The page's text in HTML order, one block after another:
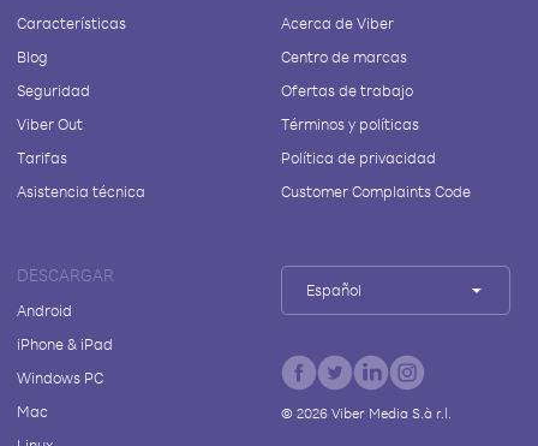
Características
Blog
Seguridad
Viber Out
Tarifas
Asistencia técnica
Acerca de Viber
Centro de marcas
Ofertas de trabajo
Términos y políticas
Política de privacidad
Customer Complaints Code
DESCARGAR
Android
iPhone & iPad
Windows PC
Mac
Español
© 2026Viber Media S.à r.l.